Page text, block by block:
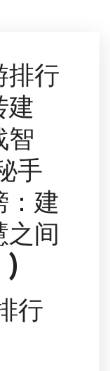
排行
建
智
手
：建
之间
)
行